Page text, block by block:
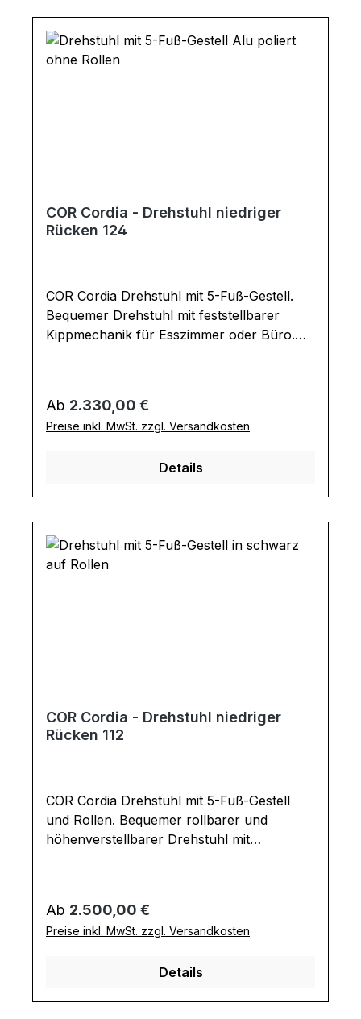
COR Cordia - Drehstuhl niedriger
Rücken 124
COR Cordia Drehstuhl mit 5-Fuß-Gestell.
Bequemer Drehstuhl mit feststellbarer
Kippmechanik für Esszimmer oder Büro.
Ausgangsposition zurückdreht. Design-
Highlight sind die Umschläge an den
48 cm Sitzhöhe: 47 cm Armlehnenhöhe:
Regulärer Preis:
Ab 2.330,00 €
Preise inkl. MwSt. zzgl. Versandkosten
Details
COR Cordia - Drehstuhl niedriger
Rücken 112
COR Cordia Drehstuhl mit 5-Fuß-Gestell
und Rollen. Bequemer rollbarer und
höhenverstellbarer Drehstuhl mit
kann Ton-in-Ton oder kontrastierend in
anderen Farben ausgewählt werden.
Sitzhöhe: 44-53 cm Armlehnenhöhe: 64-
Regulärer Preis:
Ab 2.500,00 €
Preise inkl. MwSt. zzgl. Versandkosten
Details